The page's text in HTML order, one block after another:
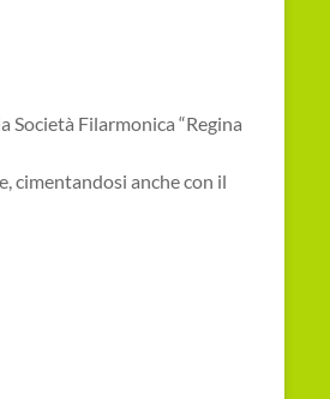
Società Filarmonica “Regina
cimentandosi anche con il